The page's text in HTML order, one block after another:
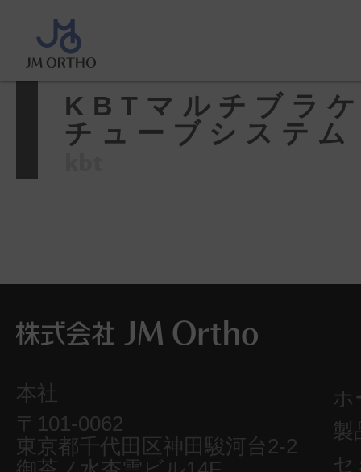
ホーム
ーブシステム
KBTマルチブラ
チューブシステム
ホ
製
セ
本社
〒101-0062
東京都千代田区神田駿河台2-2